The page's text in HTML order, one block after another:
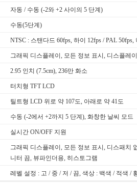
자동 / 수동 (-2와 +2 사이의 5 단계)
수동(5단계)
NTSC : 스탠다드 60fps, 하이 12fps / PAL 50fps,
그래픽 디스플레이, 모든 정보 표시, 디스플레
2.95 인치 (7.5cm), 236만 화소
터치형 TFT LCD
틸트형 LCD 위로 약 107도, 아래로 약 41도
수동 (-2에서 +2까지 5 단계), 화창한 날씨 모드
실시간 ON/OFF 지원
그래픽 디스플레이, 모든 정보 표시, 디스패치
니터 끔, 뷰파인더용, 히스토그램
레벨 설정 : 고 / 중 / 저 / 끔, 색상 : 백색 / 적색 /